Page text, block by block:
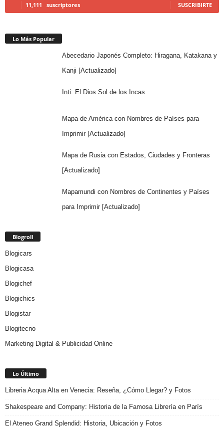
11,111 suscriptores SUSCRIBIRTE
Lo Más Popular
Abecedario Japonés Completo: Hiragana, Katakana y
Kanji [Actualizado]
Inti: El Dios Sol de los Incas
Mapa de América con Nombres de Países para
Imprimir [Actualizado]
Mapa de Rusia con Estados, Ciudades y Fronteras
[Actualizado]
Mapamundi con Nombres de Continentes y Países
para Imprimir [Actualizado]
Blogroll
Blogicars
Blogicasa
Blogichef
Blogichics
Blogistar
Blogitecno
Marketing Digital & Publicidad Online
Lo Último
Libreria Acqua Alta en Venecia: Reseña, ¿Cómo Llegar? y Fotos
Shakespeare and Company: Historia de la Famosa Librería en París
El Ateneo Grand Splendid: Historia, Ubicación y Fotos